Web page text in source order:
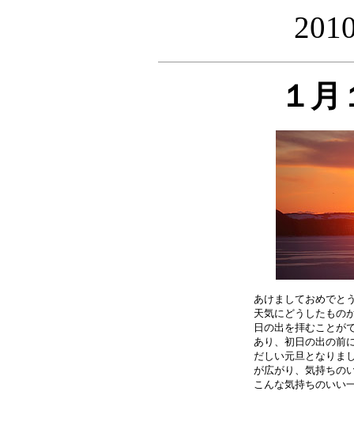
１
あけましておめでと
天気にどうしたもの
日の出を拝むことが
あり、初日の出の前
だしい元旦となりま
が広がり、気持ちの